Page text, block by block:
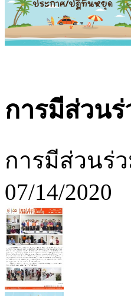
การมีส่วนร่
การมีส่วนร่
07/14/2020